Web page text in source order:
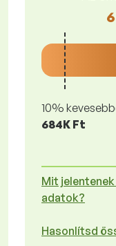
10%
684K Ft
Mit
adatok?
Hasonlítsd